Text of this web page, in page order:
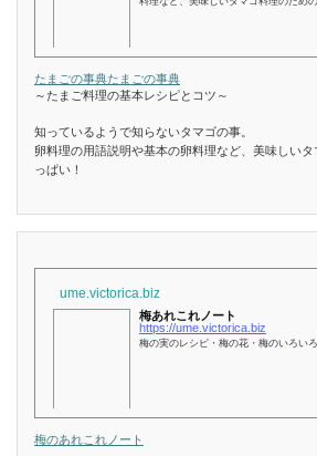
たまごの事典たまごの事典
～たまご料理の基本レシピとコツ～
知っているようで知らないタマゴの事。
卵料理の用語説明や基本の卵料理など、美味しい
っぱい！
ume.victorica.biz
梅あれこれノート
https://ume.victorica.biz
梅の実のレシピ・梅の花・梅のいろいろ
梅のあれこれノート